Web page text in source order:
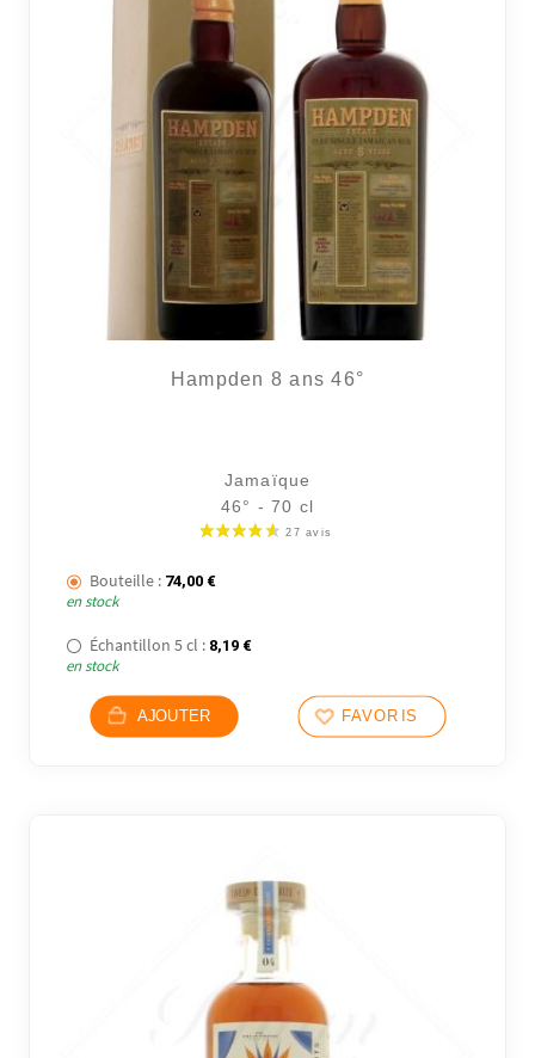
Hampden 8 ans 46°
Jamaïque
46° - 70 cl
Bouteille : 74,00 €
en stock
Échantillon 5 cl : 8,19 €
en stock
AJOUTER FAVORIS